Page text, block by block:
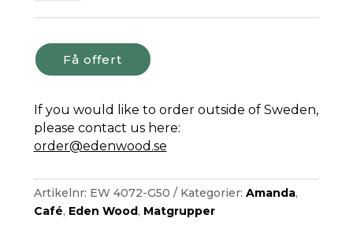
cm,
fåtöljer,
vit/galvat
Wood
mängd
Få offert
If you would like to order outside of Sweden,
please contact us here:
order@edenwood.se
Artikelnr: EW 4072-G50 Kategorier: Amanda,
Café, Eden Wood , Matgrupper